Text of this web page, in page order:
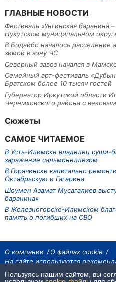
ГЛАВНЫЕ НОВОСТИ
Фестиваль «Унгинская баранина
Нукутском муниципальном
В Бодайбо началось расселение
зимой в зону ЧС
Северный завоз начался в
Семейный арт-фестиваль
Братском более 10 тысяч гостей
Губернатор Иркутской области
Черемховского района с
Сюжеты
САМОЕ ЧИТАЕМОЕ
В Усть-Илимске владелец суши-
заражение сальмонеллезом
В Горячинске капитально
Октябрьскую и Гагарина
Шоумен Азамат Мусагалиев
баранина»
В Железногорске-Илимском
память о погибших на СВО
О компании
О файлах cookie
На сайте используются
На сайте размещаются материалы ИА
законом.
Пользуясь нашим сайтом, вы